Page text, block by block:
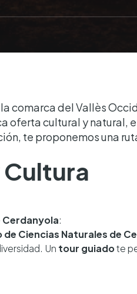
comarca del Vallès
oferta cultural y
te proponemos una
Cultura
Cerdanyola:
de Ciencias Naturales de
Un tour guiadote